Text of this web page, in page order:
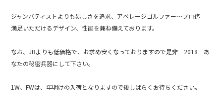
o
o
k
ジャンバティストよりも易しさを追求、アベレージゴルファー～プロ迄
満足いただけるデザイン、性能を兼ね備えております。
なお、JBよりも低価格で、お求め安くなっておりますので是非 2018 あ
なたの秘密兵器にして下さい。
1W、FWは、年明けの入荷となりますので後しばらくお待ちください。